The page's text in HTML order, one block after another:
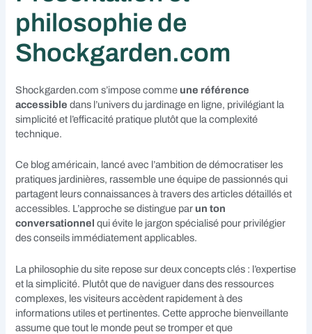
philosophie de
Shockgarden.com
Shockgarden.com s’impose comme une référence
accessible dans l’univers du jardinage en ligne, privilégiant la
simplicité et l’efficacité pratique plutôt que la complexité
technique.
Ce blog américain, lancé avec l’ambition de démocratiser les
pratiques jardinières, rassemble une équipe de passionnés qui
partagent leurs connaissances à travers des articles détaillés et
accessibles. L’approche se distingue par un ton
conversationnel qui évite le jargon spécialisé pour privilégier
des conseils immédiatement applicables.
La philosophie du site repose sur deux concepts clés : l’expertise
et la simplicité. Plutôt que de naviguer dans des ressources
complexes, les visiteurs accèdent rapidement à des
informations utiles et pertinentes. Cette approche bienveillante
assume que tout le monde peut se tromper et que